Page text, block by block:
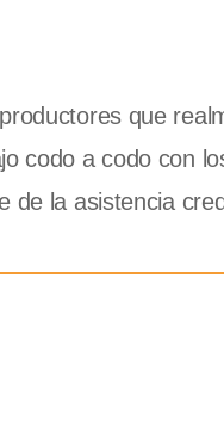
que
codo a codo con
de la asistencia